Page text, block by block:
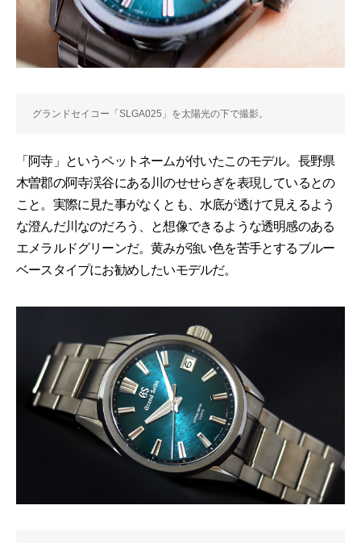
グランドセイコー「SLGA025」を太陽光の下で撮影。
「阿寺」というペットネームが付いたこのモデル。長野県
木曽郡の阿寺渓谷にある川のせせらぎを表現しているとの
こと。実際に見た事がなくとも、水底が透けて見えるよう
な澄んだ川なのだろう、と想像できるような透明感のある
エメラルドグリーンだ。黄みが強い色を苦手とするブルー
ベースタイプにお勧めしたいモデルだ。